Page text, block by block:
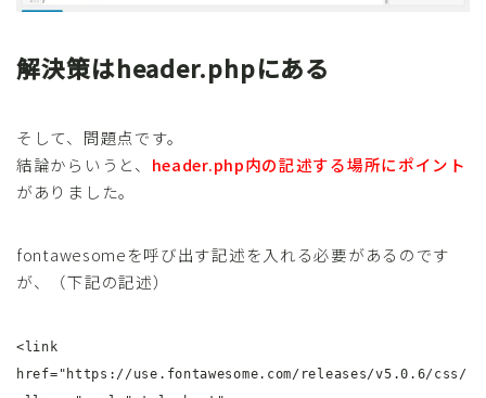
解決策はheader.phpにある
そして、問題点です。
結論からいうと、 header.php内の記述する場所にポイント
がありました。
fontawesomeを呼び出す記述を入れる必要があるのです
が、（下記の記述）
<link
href="https://use.fontawesome.com/releases/v5.0.6/css/